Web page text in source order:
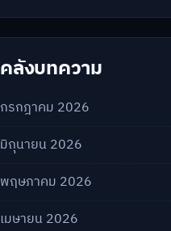
คลังบทความ
กรกฎาคม 2026
มิถุนายน 2026
พฤษภาคม 2026
เมษายน 2026